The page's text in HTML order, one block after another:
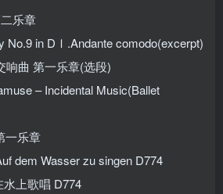
乐章
No.9 in DⅠ.Andante comodo(excerpt)
响曲 第一乐章(选段)
– Incidental Music(Ballet
一乐章
dem Wasser zu singen D774
上歌唱 D774